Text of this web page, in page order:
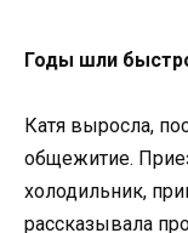
Годы шли
Катя выросла,
общежитие.
холодильник,
рассказывала